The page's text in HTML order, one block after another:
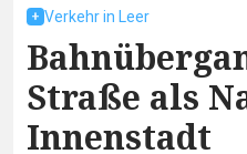
Verkehr in Leer
Straße als
Innenstadt